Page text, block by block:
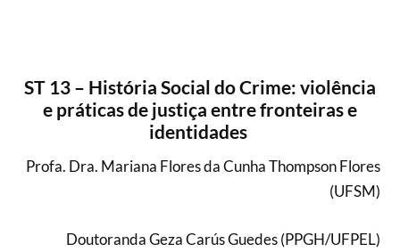
ST 13 – História Social do Crime: violência
e práticas de justiça entre fronteiras e
identidades
Profa. Dra. Mariana Flores da Cunha Thompson Flores
(UFSM)
Doutoranda Geza Carús Guedes (PPGH/UFPEL)